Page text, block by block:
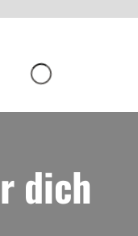
dich